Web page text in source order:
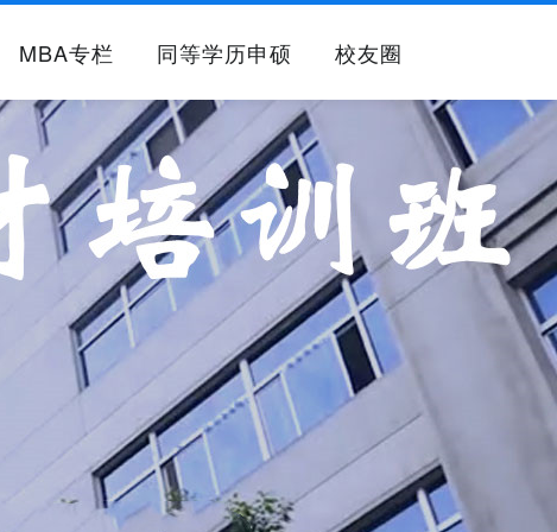
MBA专栏 同等学历申硕 校友圈